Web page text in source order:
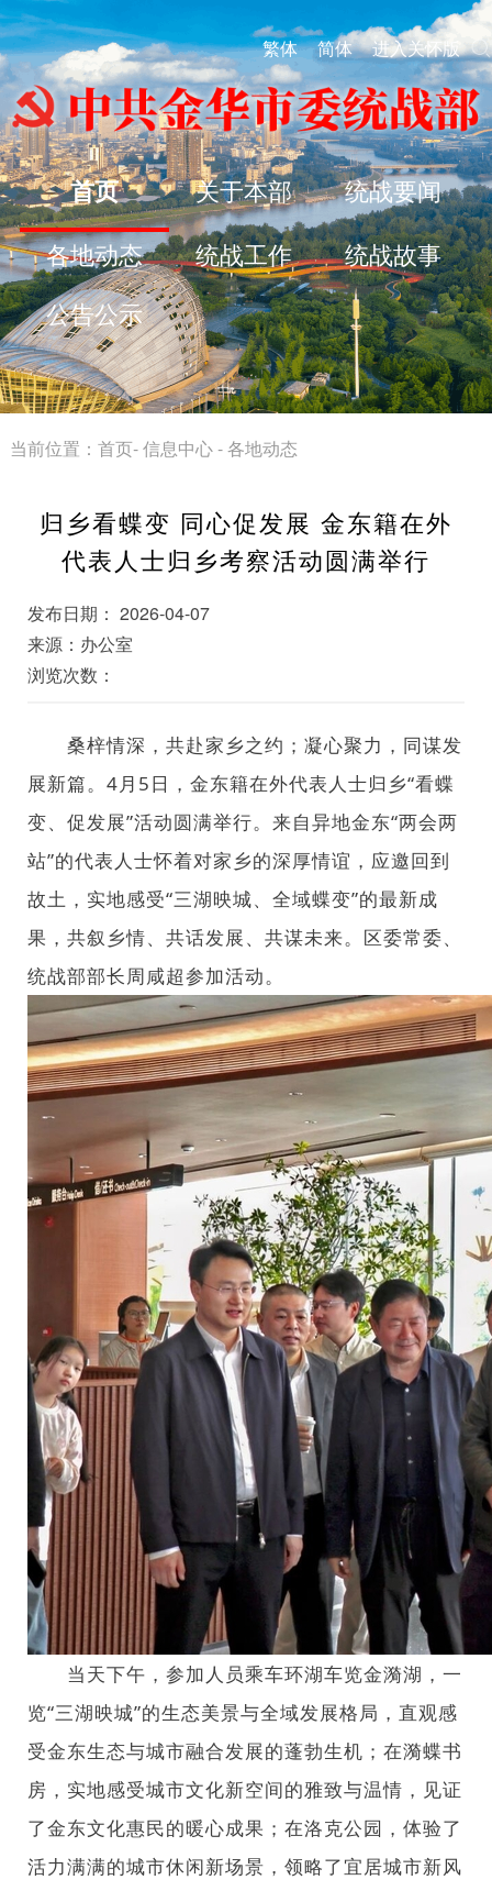
繁体 简体 进入关怀版
首页 关于本部 统战要闻
各地动态 统战工作 统战故事
公告公示
当前位置： 首页-信息中心-各地动态
归乡看蝶变 同心促发展 金东籍在外
代表人士归乡考察活动圆满举行
发布日期： 2026-04-07
来源：办公室
浏览次数：
桑梓情深，共赴家乡之约；凝心聚力，同谋发
展新篇。4月5日，金东籍在外代表人士归乡“看蝶
变、促发展”活动圆满举行。来自异地金东“两会两
站”的代表人士怀着对家乡的深厚情谊，应邀回到
故土，实地感受“三湖映城、全域蝶变”的最新成
果，共叙乡情、共话发展、共谋未来。区委常委、
统战部部长周咸超参加活动。
当天下午，参加人员乘车环湖车览金漪湖，一
览“三湖映城”的生态美景与全域发展格局，直观感
受金东生态与城市融合发展的蓬勃生机；在漪蝶书
房，实地感受城市文化新空间的雅致与温情，见证
了金东文化惠民的暖心成果；在洛克公园，体验了
活力满满的城市休闲新场景，领略了宜居城市新风